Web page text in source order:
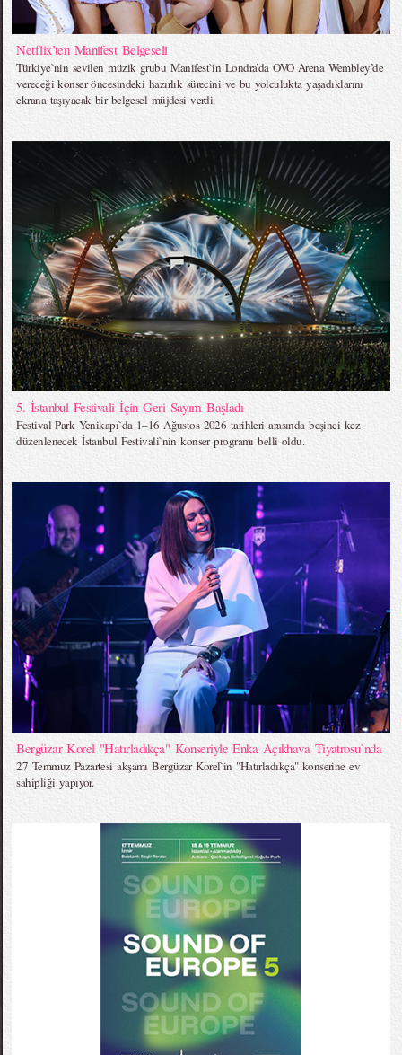
Netflix’ten Manifest Belgeseli
Türkiye`nin sevilen müzik grubu Manifest`in Londra’da OVO Arena Wembley’de
vereceği konser öncesindeki hazırlık sürecini ve bu yolculukta yaşadıklarını
ekrana taşıyacak bir belgesel müjdesi verdi.
5. İstanbul Festivali İçin Geri Sayım Başladı
Festival Park Yenikapı`da 1–16 Ağustos 2026 tarihleri arasında beşinci kez
düzenlenecek İstanbul Festivali`nin konser programı belli oldu.
Bergüzar Korel "Hatırladıkça" Konseriyle Enka Açıkhava Tiyatrosu`nda
27 Temmuz Pazartesi akşamı Bergüzar Korel`in "Hatırladıkça" konserine ev
sahipliği yapıyor.